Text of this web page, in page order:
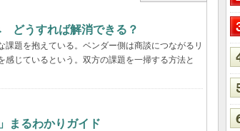
どうすれば解消できる？
題を抱えている。ベンダー側は商談につながるリ
じているという。双方の課題を一掃する方法と
まるわかりガイド